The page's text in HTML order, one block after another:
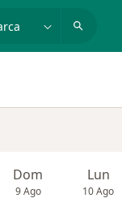
Dom
9 Ago
Lun
10 Ago